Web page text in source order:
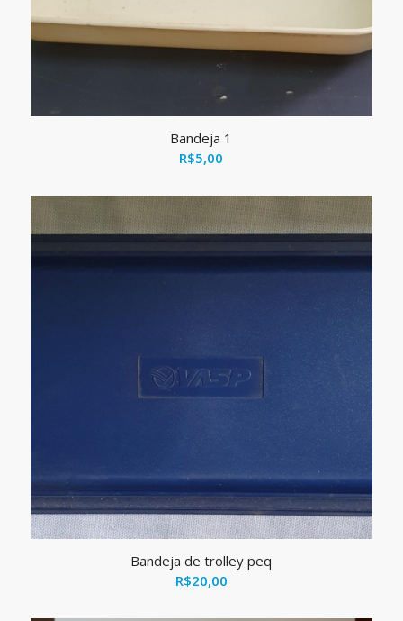
Bandeja 1
R$5,00
Bandeja de trolley peq
R$20,00